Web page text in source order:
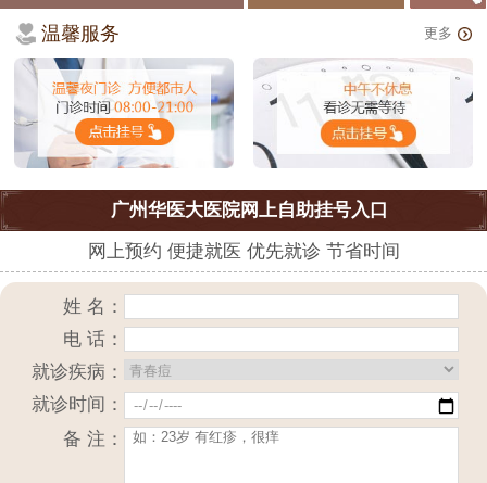
温馨服务 更多
广州华医大医院网上自助挂号入口
网上预约 便捷就医 优先就诊 节省时间
姓 名：
电 话：
就诊疾病：
就诊时间：
备 注：